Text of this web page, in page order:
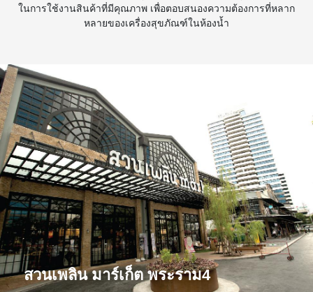
ในการใช้งานสินค้าที่มีคุณภาพ เพื่อตอบสนองความต้องการที่หลาก
หลายของเครื่องสุขภัณฑ์ในห้องน้ำ
สวนเพลิน มาร์เก็ต พระราม4